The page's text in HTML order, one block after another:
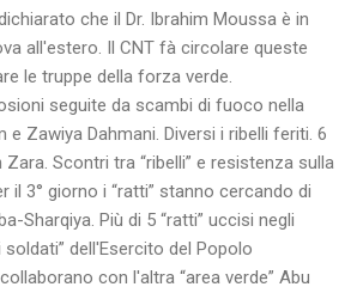
che il Dr. Ibrahim Moussa è in
all'estero. Il CNT fà circolare queste
le truppe della forza verde.
seguite da scambi di fuoco nella
e Zawiya Dahmani. Diversi i ribelli feriti. 6
Scontri tra “ribelli” e resistenza sulla
il 3° giorno i “ratti” stanno cercando di
Sharqiya. Più di 5 “ratti” uccisi negli
dell'Esercito del Popolo
con l'altra “area verde” Abu